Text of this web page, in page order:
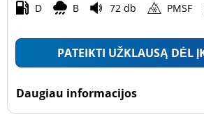
D B 72 db PMSF
PATEIKTI UŽKLAUSĄ DĖL
Daugiau informacijos